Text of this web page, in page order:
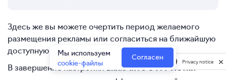
Здесь же вы можете очертить период желаемого
размещения рекламы или согласиться на ближайшую
доступную дату.
В завершение настройки включите UTM-метки—
Мы используем
cookie-файлы
Согласен Privacy notice